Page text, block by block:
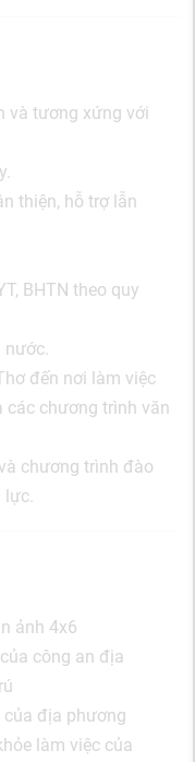
và tương xứng với
thiện, hỗ trợ lẫn
BHTN theo quy
đến nơi làm việc
các chương trình văn
chương trình đào
ảnh 4x6
công an địa
của địa phương
làm việc của